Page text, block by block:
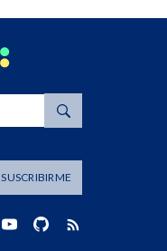
SUSCRIBIRME